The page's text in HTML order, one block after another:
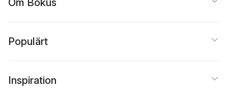
Om Bokus
Populärt
Inspiration